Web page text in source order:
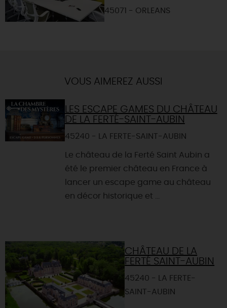
45071 - ORLEANS
VOUS AIMEREZ AUSSI
LES ESCAPE GAMES DU CHÂTEAU
DE LA FERTÉ-SAINT-AUBIN
45240 - LA FERTE-SAINT-AUBIN
Le château de la Ferté Saint Aubin a
été le premier château en France à
lancer un escape game au château
en décor historique et ...
CHÂTEAU DE LA
FERTÉ SAINT-AUBIN
45240 - LA FERTE-
SAINT-AUBIN